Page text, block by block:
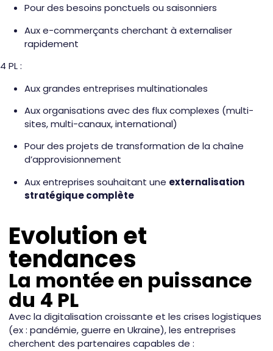
Pour des besoins ponctuels ou saisonniers
Aux e-commerçants cherchant à externaliser
rapidement
4 PL :
Aux grandes entreprises multinationales
Aux organisations avec des flux complexes (multi-
sites, multi-canaux, international)
Pour des projets de transformation de la chaîne
d’approvisionnement
Aux entreprises souhaitant une externalisation
stratégique complète
Evolution et
tendances
La montée en puissance
du 4 PL
Avec la digitalisation croissante et les crises logistiques
(ex : pandémie, guerre en Ukraine), les entreprises
cherchent des partenaires capables de :